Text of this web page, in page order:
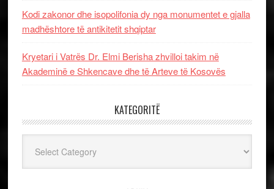
Kodi zakonor dhe isopolifonia dy nga monumentet e gjalla
madhështore të antikitetit shqiptar
Kryetari i Vatrës Dr. Elmi Berisha zhvilloi takim në
Akademinë e Shkencave dhe të Arteve të Kosovës
KATEGORITË